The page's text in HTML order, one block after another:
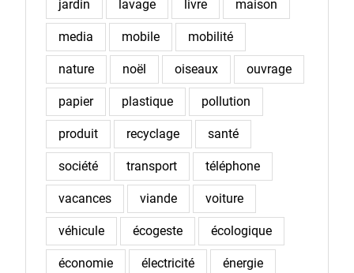
jardin lavage livre maison
media mobile mobilité
nature noël oiseaux ouvrage
papier plastique pollution
produit recyclage santé
société transport téléphone
vacances viande voiture
véhicule écogeste écologique
économie électricité énergie